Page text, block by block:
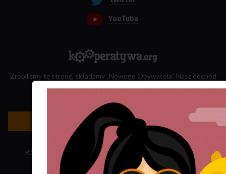
YouTube
Zrobiliśmy tę stronę, składamy „Nowego Obywatela”. Nasz dochód
Newsletter »
Regulamin sklepu Polityka ciasteczek · Subskrypcja RSS